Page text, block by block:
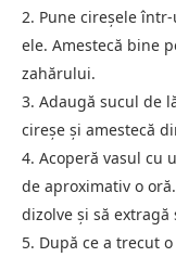
2. Pune cireșele
ele. Amestecă bine
zahărului.
3. Adaugă sucul de
cireșe și amestecă
4. Acoperă vasul cu
de aproximativ o
dizolve și să
5. După ce a trecut